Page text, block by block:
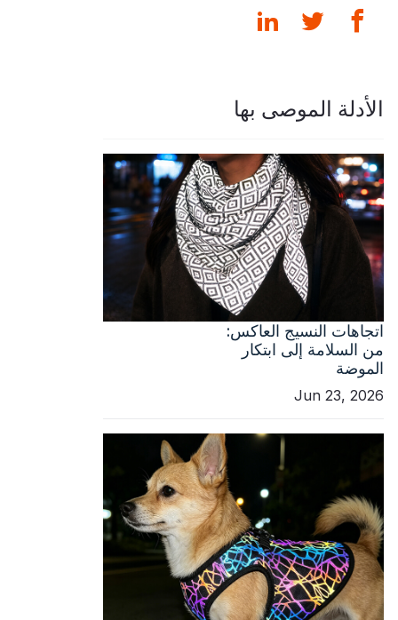
الأدلة الموصى بها
اتجاهات النسيج العاكس:
من السلامة إلى ابتكار
الموضة
Jun 23, 2026